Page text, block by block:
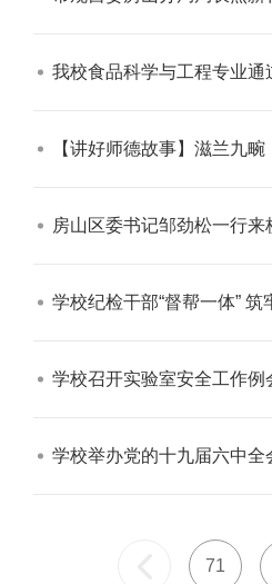
我校食品科学与工程专业
【讲好师德故事】滋兰九
房山区委书记邹劲松一行
学校纪检干部“督帮一体” 筑
学校召开实验室安全工作例
学校举办党的十九届六中
71